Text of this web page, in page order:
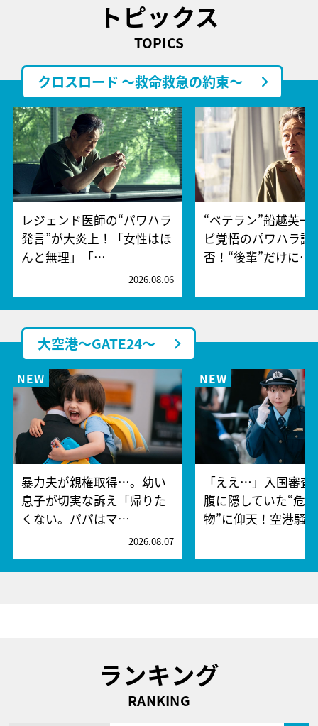
トピックス
TOPICS
クロスロード ～救命救急の約束～
レジェンド医師の“パワハラ
発言”が大炎上！「女性はほ
んと無理」「…
2026.08.06
“ベテラン”船越英一
ビ覚悟のパワハラ謝
否！“後輩”だけに…
大空港～GATE24～
暴力夫が親権取得…。幼い
息子が切実な訴え「帰りた
くない。パパはマ…
2026.08.07
「ええ…」入国審査
腹に隠していた“危
物”に仰天！空港騒
ランキング
RANKING